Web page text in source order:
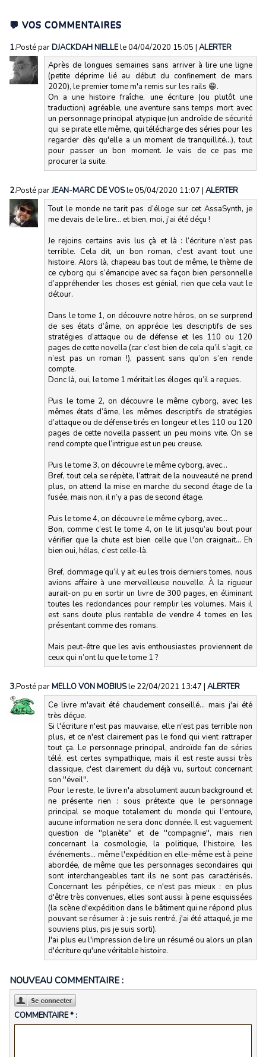
💬 VOS COMMENTAIRES
1.Posté parDJACKDAH NIELLEle 04/04/2020 15:05 | ALERTER
Après de longues semaines sans arriver à lire une ligne
(petite déprime lié au début du confinement de mars
2020), le premier tome m'a remis sur les rails 😁.
On a une histoire fraîche, une écriture (ou plutôt une
traduction) agréable, une aventure sans temps mort avec
un personnage principal atypique (un androïde de sécurité
qui se pirate elle même, qui télécharge des séries pour les
regarder dès qu'elle a un moment de tranquillité...), tout
pour passer un bon moment. Je vais de ce pas me
procurer la suite.
2.Posté parJEAN-MARC DE VOSle 05/04/2020 11:07 | ALERTER
Tout le monde ne tarit pas d’éloge sur cet AssaSynth, je
me devais de le lire… et bien, moi, j’ai été déçu !
Je rejoins certains avis lus çà et là : l’écriture n’est pas
terrible. Cela dit, un bon roman, c’est avant tout une
histoire. Alors là, chapeau bas tout de même, le thème de
ce cyborg qui s’émancipe avec sa façon bien personnelle
d’appréhender les choses est génial, rien que cela vaut le
détour.
Dans le tome 1, on découvre notre héros, on se surprend
de ses états d’âme, on apprécie les descriptifs de ses
stratégies d’attaque ou de défense et les 110 ou 120
pages de cette novella (car c’est bien de cela qu’il s’agit, ce
n’est pas un roman !), passent sans qu’on s’en rende
compte.
Donc là, oui, le tome 1 méritait les éloges qu’il a reçues.
Puis le tome 2, on découvre le même cyborg, avec les
mêmes états d’âme, les mêmes descriptifs de stratégies
d’attaque ou de défense tirés en longeur et les 110 ou 120
pages de cette novella passent un peu moins vite. On se
rend compte que l’intrigue est un peu creuse.
Puis le tome 3, on découvre le même cyborg, avec…
Bref, tout cela se répète, l’attrait de la nouveauté ne prend
plus, on attend la mise en marche du second étage de la
fusée, mais non, il n’y a pas de second étage.
Puis le tome 4, on découvre le même cyborg, avec…
Bon, comme c’est le tome 4, on le lit jusqu’au bout pour
vérifier que la chute est bien celle que l'on craignait... Eh
bien oui, hélas, c’est celle-là.
Bref, dommage qu’il y ait eu les trois derniers tomes, nous
avions affaire à une merveilleuse nouvelle. À la rigueur
aurait-on pu en sortir un livre de 300 pages, en éliminant
toutes les redondances pour remplir les volumes. Mais il
est sans doute plus rentable de vendre 4 tomes en les
présentant comme des romans.
Mais peut-être que les avis enthousiastes proviennent de
ceux qui n’ont lu que le tome 1 ?
3.Posté parMELLO VON MOBIUSle 22/04/2021 13:47 | ALERTER
Ce livre m'avait été chaudement conseillé... mais j'ai été
très déçue.
Si l'écriture n'est pas mauvaise, elle n'est pas terrible non
plus, et ce n'est clairement pas le fond qui vient rattraper
tout ça. Le personnage principal, androïde fan de séries
télé, est certes sympathique, mais il est reste aussi très
classique, c'est clairement du déjà vu, surtout concernant
son ''éveil''.
Pour le reste, le livre n'a absolument aucun background et
ne présente rien : sous prétexte que le personnage
principal se moque totalement du monde qui l'entoure,
aucune information ne sera donc donnée. Il est vaguement
question de ''planète'' et de ''compagnie'', mais rien
concernant la cosmologie, la politique, l'histoire, les
événements... même l'expédition en elle-même est à peine
abordée, de même que les personnages secondaires qui
sont interchangeables tant ils ne sont pas caractérisés.
Concernant les péripéties, ce n'est pas mieux : en plus
d'être très convenues, elles sont aussi à peine esquissées
(la scène d'expédition dans le bâtiment qui ne répond plus
pouvant se résumer à : je suis rentré, j'ai été attaqué, je me
souviens plus, pis je suis sorti).
J'ai plus eu l'impression de lire un résumé ou alors un plan
d'écriture qu'une véritable histoire.
NOUVEAU COMMENTAIRE :
COMMENTAIRE * :